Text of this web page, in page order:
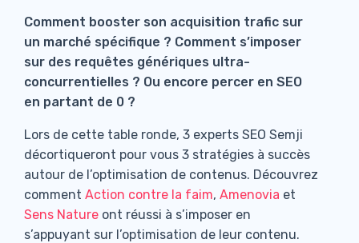
Comment booster son acquisition trafic sur
un marché spécifique ? Comment s’imposer
sur des requêtes génériques ultra-
concurrentielles ? Ou encore percer en SEO
en partant de 0 ?
Lors de cette table ronde, 3 experts SEO Semji
décortiqueront pour vous 3 stratégies à succès
autour de l’optimisation de contenus. Découvrez
comment Action contre la faim, Amenovia et
Sens Nature ont réussi à s’imposer en
s’appuyant sur l’optimisation de leur contenu.